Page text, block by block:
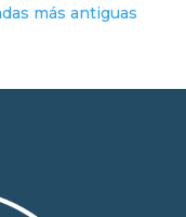
más antiguas